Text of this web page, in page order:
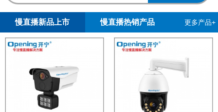
慢直播新品上市 慢直播热销产品 更多产品+